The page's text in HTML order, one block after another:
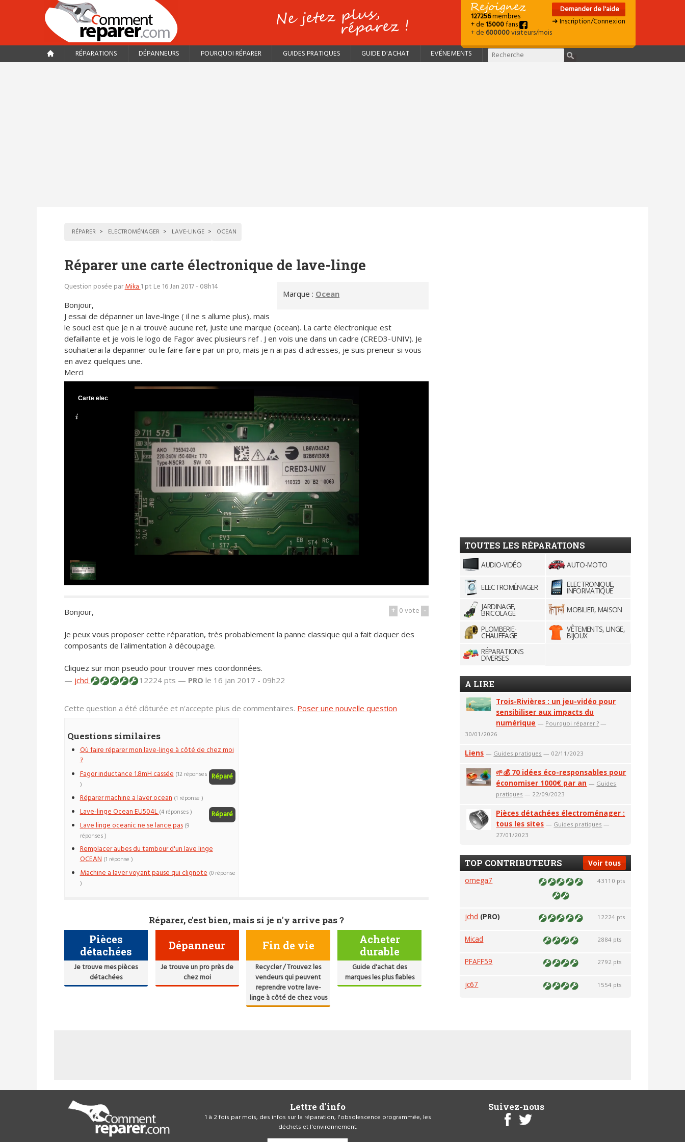
127256membres
+ de15000fans
+ de600000visiteurs/mois
Demander de l'aide
➜ Inscription/Connexion
RÉPARATIONS DÉPANNEURS POURQUOI RÉPARER GUIDES PRATIQUES GUIDE D'ACHAT EVÉNEMENTS
RÉPARER ELECTROMÉNAGER LAVE-LINGE OCEAN
Réparer une carte électronique de lave-linge
Marque : Ocean
Question posée parMika1 pt Le 16 Jan 2017 - 08h14
Bonjour,
J essai de dépanner un lave-linge ( il ne s allume plus), mais
le souci est que je n ai trouvé aucune ref, juste une marque (ocean). La carte électronique est
defaillante et je vois le logo de Fagor avec plusieurs ref . J en vois une dans un cadre (CRED3-UNIV). Je
souhaiterai la depanner ou le faire faire par un pro, mais je n ai pas d adresses, je suis preneur si vous
en avez quelques une.
Merci
Carte elec
+ 0vote -
Bonjour,
Je peux vous proposer cette réparation, très probablement la panne classique qui a fait claquer des
composants de l'alimentation à découpage.
Cliquez sur mon pseudo pour trouver mes coordonnées.
— jchd 12224 pts — PRO le 16 jan 2017 - 09h22
Cette question a été clôturée et n'accepte plus de commentaires. Poser une nouvelle question
Questions similaires
Où faire réparer mon lave-linge à côté de chez moi
?
Fagor inductance 1.8mH cassée
Réparé
(12 réponses
)
Réparer machine a laver ocean (1 réponse )
Lave-linge Ocean EU504L Réparé
(4 réponses )
Lave linge oceanic ne se lance pas (9
réponses )
Remplacer aubes du tambour d'un lave linge
OCEAN (1 réponse )
Machine a laver voyant pause qui clignote (0 réponse
)
Réparer, c'est bien, mais si je n'y arrive pas ?
Pièces
détachées
Je trouve mes pièces
détachées
Dépanneur
Je trouve un pro près de
chez moi
Fin de vie
Recycler / Trouvez les
vendeurs qui peuvent
reprendre votre lave-
linge à côté de chez vous
Acheter
durable
Guide d'achat des
marques les plus fiables
TOUTES LES RÉPARATIONS
AUDIO-VIDÉO AUTO-MOTO
ELECTROMÉNAGER ELECTRONIQUE,
INFORMATIQUE
JARDINAGE,
BRICOLAGE
MOBILIER, MAISON
PLOMBERIE-
CHAUFFAGE
VÊTEMENTS, LINGE,
BIJOUX
RÉPARATIONS
DIVERSES
A LIRE
Trois-Rivières : un jeu-vidéo pour
sensibiliser aux impacts du
numérique — Pourquoi réparer ? —
30/01/2026
Liens — Guides pratiques — 02/11/2023
🌱💰 70 idées éco-responsables pour
économiser 1000€ par an — Guides
pratiques — 22/09/2023
Pièces détachées électroménager :
tous les sites — Guides pratiques —
27/01/2023
Voir tous
TOP CONTRIBUTEURS
omega7 43110 pts
jchd (PRO) 12224 pts
Micad 2884 pts
PFAFF59 2792 pts
jc67 1554 pts
Lettre d'info
1 à 2 fois par mois, des infos sur la réparation, l'obsolescence programmée, les
déchets et l'environnement.
Suivez-nous